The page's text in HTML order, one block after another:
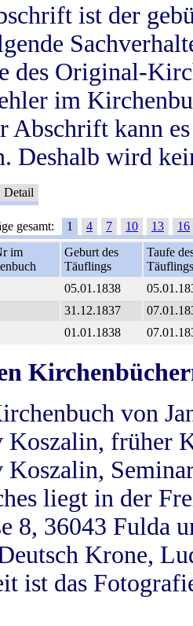
ist der
des Original-
im
Abschrift kann
Deshalb wird
Detail
gesamt: 1 4 7 10 13
16
im
Geburt des
Täuflings
Taufe
Täuflings
05.01.1838
31.12.1837
01.01.1838
von
Koszalin, früher
Koszalin,
liegt in der
8, 36043 Fulda
Krone,
ist das